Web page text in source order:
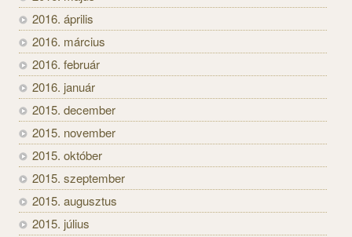
2016. április
2016. március
2016. február
2016. január
2015. december
2015. november
2015. október
2015. szeptember
2015. augusztus
2015. július